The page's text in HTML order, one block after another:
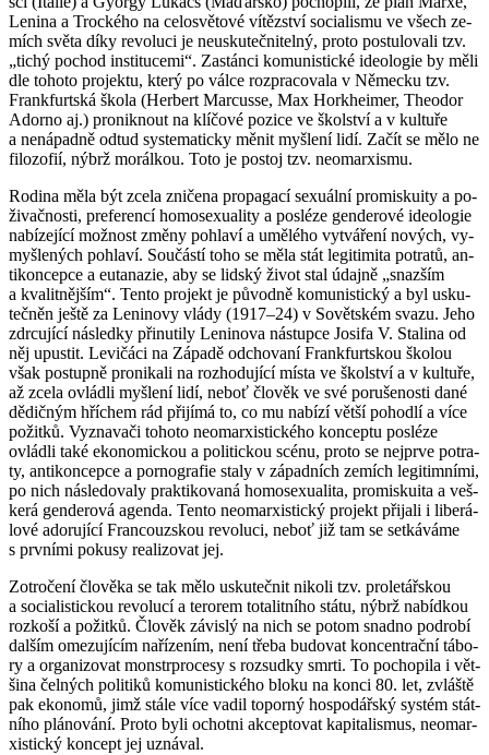
Le­ni­na a Troc­ké­ho na ce­lo­svě­to­vé ví­těz­ství so­ci­a­lis­mu ve všech ze­
mích světa díky re­vo­lu­ci je ne­u­sku­teč­ni­tel­ný, proto po­stu­lo­va­li tzv.
„tichý po­chod in­sti­tu­ce­mi“. Za­stán­ci ko­mu­nis­tic­ké ide­o­lo­gie by měli
dle to­ho­to pro­jek­tu, který po válce roz­pra­co­va­la v Ně­mec­ku tzv.
Frank­furt­ská škola (Her­bert Mar­cus­se, Max Hor­khe­i­mer, The­o­dor
Ador­no aj.) pro­nik­nout na klí­čo­vé po­zi­ce ve škol­ství a v kul­tu­ře
a ne­ná­pad­ně odtud sys­te­ma­tic­ky měnit myš­le­ní lidí. Začít se mělo ne
fi­lo­zo­fií, nýbrž mo­rál­kou. Toto je po­stoj tzv. ne­o­mar­xis­mu.
Ro­di­na měla být zcela zni­če­na pro­pa­ga­cí se­xu­ál­ní pro­mis­ku­i­ty a po­
ži­vač­nos­ti, pre­fe­ren­cí ho­mose­xu­a­li­ty a po­slé­ze gen­de­ro­vé ide­o­lo­gie
na­bí­ze­jí­cí mož­nost změny po­hla­ví a umě­lé­ho vy­tvá­ře­ní no­vých, vy­
myš­le­ných po­hla­ví. Sou­čás­tí toho se měla stát le­gi­ti­mi­ta po­tra­tů, an­
ti­kon­cep­ce a eu­ta­na­zie, aby se lid­ský život stal údaj­ně „snaz­ším
a kva­lit­něj­ším“. Tento pro­jekt je pů­vod­ně ko­mu­nis­tic­ký a byl usku­
teč­něn ještě za Le­ni­no­vy vlády (1917–24) v So­vět­ském svazu. Jeho
zdr­cu­jí­cí ná­sled­ky při­nu­ti­ly Le­ni­no­va ná­stup­ce Jo­si­fa V. Sta­li­na od
něj upus­tit. Le­vi­čá­ci na Zá­pa­dě od­cho­va­ní Frank­furt­skou ško­lou
však po­stup­ně pro­ni­ka­li na roz­ho­du­jí­cí místa ve škol­ství a v kul­tu­ře,
až zcela ovlád­li myš­le­ní lidí, neboť člo­věk ve své po­ru­še­nos­ti dané
dě­dič­ným hří­chem rád při­jí­má to, co mu na­bí­zí větší po­hod­lí a více
po­žit­ků. Vy­zna­va­či to­ho­to ne­o­mar­xis­tic­ké­ho kon­cep­tu po­slé­ze
ovlád­li také eko­no­mic­kou a po­li­tic­kou scénu, proto se nej­pr­ve po­tra­
ty, an­ti­kon­cep­ce a por­no­gra­fie staly v zá­pad­ních ze­mích le­gi­tim­ní­mi,
po nich ná­sle­do­va­ly prak­ti­ko­va­ná ho­mose­xu­a­li­ta, pro­mis­ku­i­ta a veš­
ke­rá gen­de­ro­vá agen­da. Tento ne­o­mar­xis­tic­ký pro­jekt při­ja­li i li­be­rá­
lo­vé ado­ru­jí­cí Fran­couz­skou re­vo­lu­ci, neboť již tam se se­tká­vá­me
s prv­ní­mi po­ku­sy re­a­li­zo­vat jej.
Zot­ro­če­ní člo­vě­ka se tak mělo usku­teč­nit ni­ko­li tzv. pro­le­tář­skou
a so­ci­a­lis­tic­kou re­vo­lu­cí a te­ro­rem to­ta­lit­ní­ho státu, nýbrž na­bíd­kou
rozko­ší a po­žit­ků. Člo­věk zá­vis­lý na nich se potom snad­no podro­bí
dal­ším ome­zu­jí­cím na­ří­ze­ním, není třeba bu­do­vat kon­cen­t­rač­ní tá­bo­
ry a or­ga­ni­zo­vat mon­str­pro­ce­sy s roz­sud­ky smrti. To po­cho­pi­la i vět­
ši­na čel­ných po­li­ti­ků ko­mu­nis­tic­ké­ho bloku na konci 80. let, zvláš­tě
pak eko­no­mů, jimž stále více vadil to­por­ný hos­po­dář­ský sys­tém stát­
ní­ho plá­no­vá­ní. Proto byli ochot­ni ak­cep­to­vat ka­pi­ta­lis­mus, ne­o­mar­
xis­tic­ký kon­cept jej uzná­val.